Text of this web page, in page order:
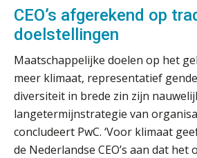
CEO’s afgerekend op
doelstellingen
Maatschappelijke doelen op het
meer klimaat, representatief
diversiteit in brede zin zijn
langetermijnstrategie van
concludeert PwC. ‘Voor klimaat
de Nederlandse CEO’s aan dat het
Fusies en
dichter bij de